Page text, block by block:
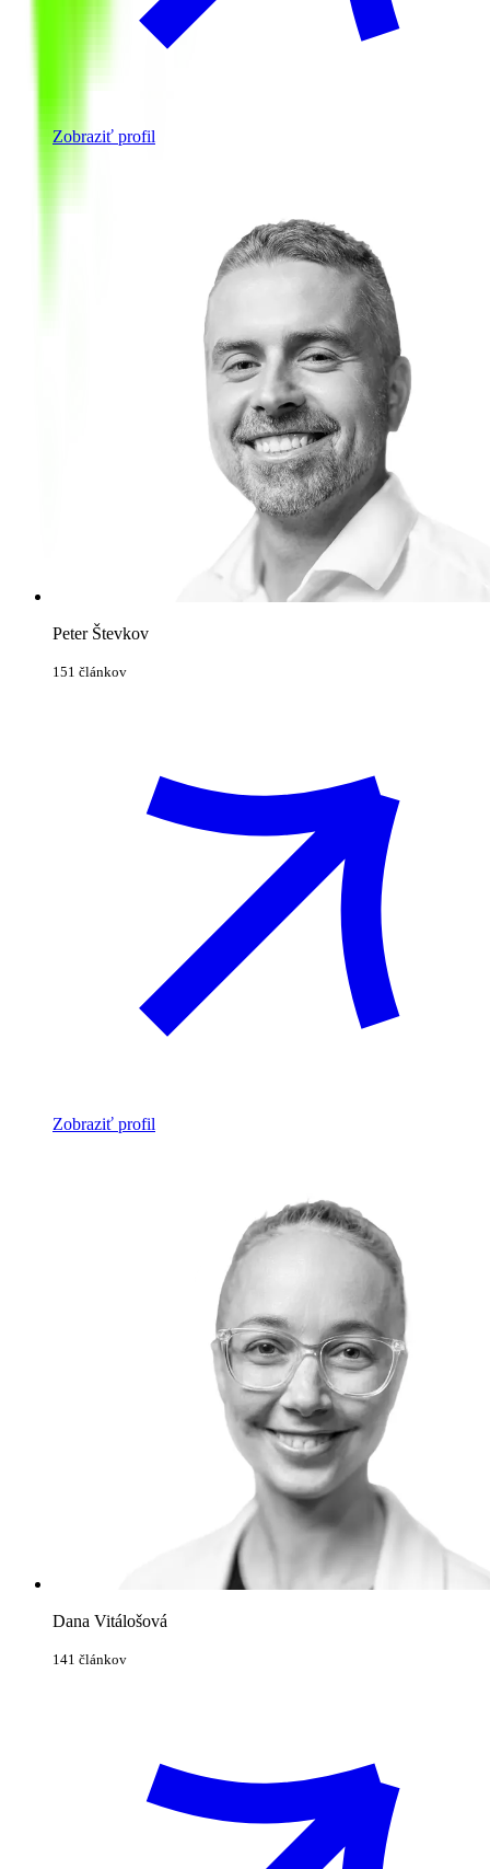
Zobraziť profil
Peter Števkov
151 článkov
Zobraziť profil
Dana Vitálošová
141 článkov